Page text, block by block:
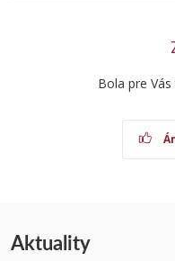
Bola pre
Aktuality